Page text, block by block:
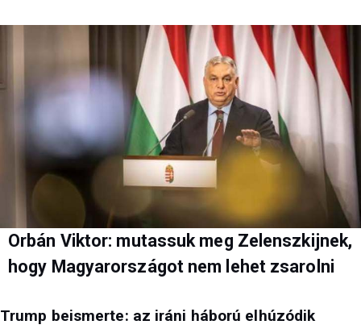
Orbán Viktor: mutassuk meg Zelenszkijnek,
hogy Magyarországot nem lehet zsarolni
Trump beismerte: az iráni háború elhúzódik